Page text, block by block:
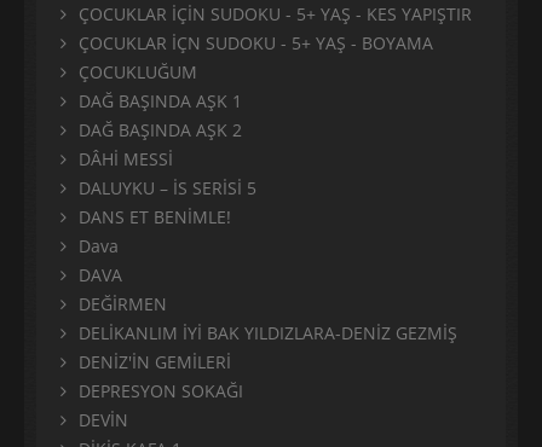
ÇOCUKLAR İÇİN SUDOKU - 5+ YAŞ - KES YAPIŞTIR
ÇOCUKLAR İÇN SUDOKU - 5+ YAŞ - BOYAMA
ÇOCUKLUĞUM
DAĞ BAŞINDA AŞK 1
DAĞ BAŞINDA AŞK 2
DÂHİ MESSİ
DALUYKU – İS SERİSİ 5
DANS ET BENİMLE!
Dava
DAVA
DEĞİRMEN
DELİKANLIM İYİ BAK YILDIZLARA-DENİZ GEZMİŞ
DENİZ'İN GEMİLERİ
DEPRESYON SOKAĞI
DEVİN